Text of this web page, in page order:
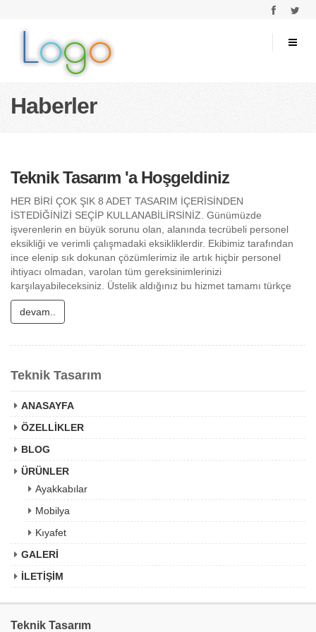
Haberler
Teknik Tasarım 'a Hoşgeldiniz
HER BİRİ ÇOK ŞIK 8 ADET TASARIM İÇERİSİNDEN
İSTEDİĞİNİZİ SEÇİP KULLANABİLİRSİNİZ. Günümüzde
işverenlerin en büyük sorunu olan, alanında tecrübeli personel
eksikliği ve verimli çalışmadaki eksikliklerdir. Ekibimiz tarafından
ince elenip sık dokunan çözümlerimiz ile artık hiçbir personel
ihtiyacı olmadan, varolan tüm gereksinimlerinizi
karşılayabileceksiniz. Üstelik aldığınız bu hizmet tamamı türkçe
devam..
Teknik Tasarım
ANASAYFA
ÖZELLİKLER
BLOG
ÜRÜNLER
Ayakkabılar
Mobilya
Kıyafet
GALERİ
İLETİŞİM
Teknik Tasarım